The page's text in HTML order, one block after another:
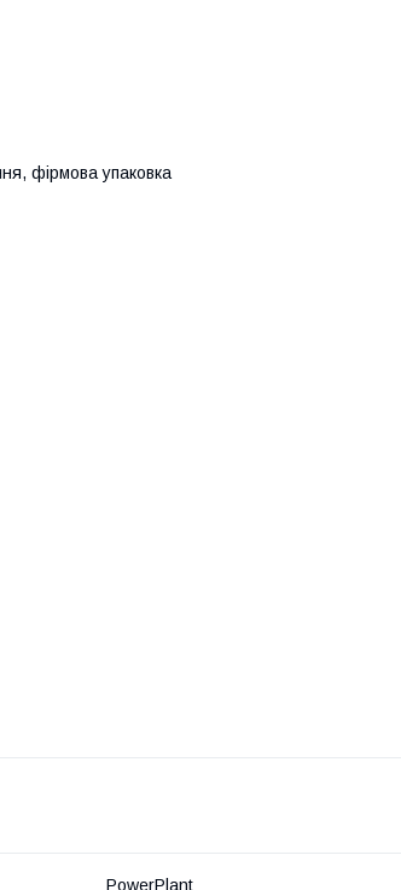
фірмова упаковка
PowerPlant